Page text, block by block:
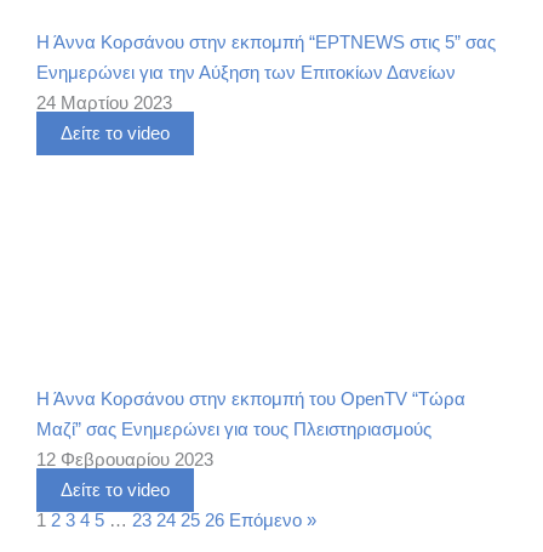
Η Άννα Κορσάνου στην εκπομπή “ΕΡΤNEWS στις 5” σας
Ενημερώνει για την Αύξηση των Επιτοκίων Δανείων
24 Μαρτίου 2023
Δείτε το video
Η Άννα Κορσάνου στην εκπομπή του OpenTV “Τώρα
Μαζί” σας Ενημερώνει για τους Πλειστηριασμούς
12 Φεβρουαρίου 2023
Δείτε το video
1 2 3 4 5 … 23 24 25 26 Επόμενο »